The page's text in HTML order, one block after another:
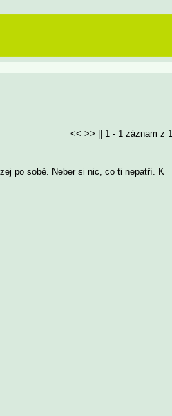
<< >> || 1 - 1 záznam z 1
po sobě. Neber si nic, co ti nepatří. K